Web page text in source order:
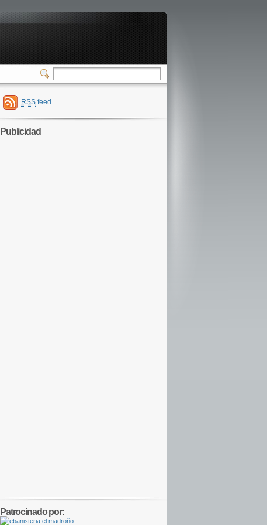
RSS feed
Publicidad
Patrocinado por: